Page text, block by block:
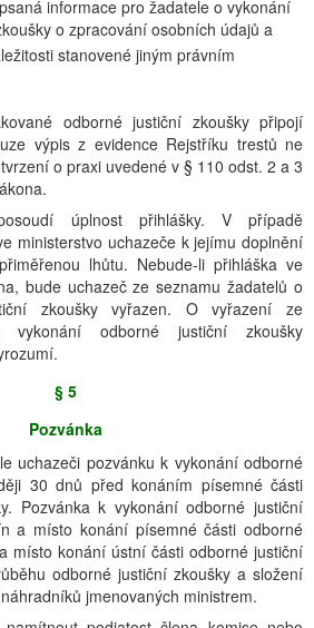
informace pro žadatele o vykonání
o zpracování osobních údajů a
stanovené jiným právním
odborné justiční zkoušky připojí
výpis z evidence Rejstříku trestů ne
o praxi uvedené v § 110 odst. 2 a 3
úplnost přihlášky. V případě
ministerstvo uchazeče k jejímu doplnění
lhůtu. Nebude-li přihláška ve
bude uchazeč ze seznamu žadatelů o
zkoušky vyřazen. O vyřazení ze
odborné justiční zkoušky
§ 5
Pozvánka
uchazeči pozvánku k vykonání odborné
30 dnů před konáním písemné části
Pozvánka k vykonání odborné justiční
a místo konání písemné části odborné
místo konání ústní části odborné justiční
odborné justiční zkoušky a složení
jmenovaných ministrem.